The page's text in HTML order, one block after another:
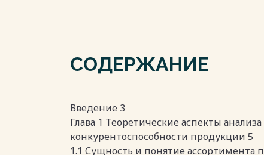
СОДЕРЖАНИЕ
Введение 3
Глава 1 Теоретические аспекты
конкурентоспособности продукции 5
1.1 Сущность и понятие ассортимента